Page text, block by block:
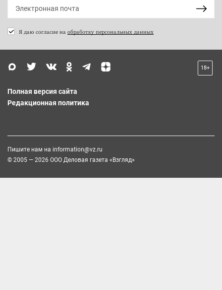
Я даю согласие на обработку персональных данных
18+
Полная версия сайта
Редакционная политика
Пишите нам на information@vz.ru
© 2005 — 2026 ООО Деловая газета «Взгляд»